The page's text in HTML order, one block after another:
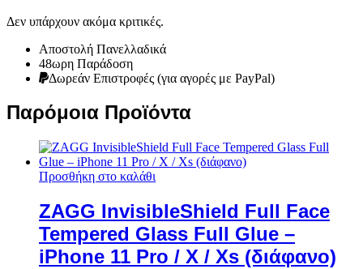
Δεν υπάρχουν ακόμα κριτικές.
Αποστολή Πανελλαδικά
48ωρη Παράδοση
Δωρεάν Eπιστροφές (για αγορές με PayPal)
Παρόμοια Προϊόντα
Προσθήκη στο καλάθι
ZAGG InvisibleShield Full Face
Tempered Glass Full Glue –
iPhone 11 Pro / X / Xs (διάφανο)